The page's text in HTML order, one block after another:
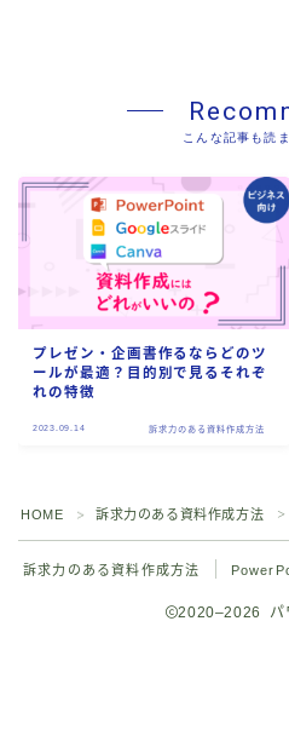
こんな記事も読
プレゼン・企画書作るならどのツ
ールが最適？目的別で見るそれぞ
れの特徴
2023.09.14 訴求力のある資料作成方法
HOME ＞ 訴求力のある資料作成方法 ＞
訴求力のある資料作成方法
2020–2026 パ